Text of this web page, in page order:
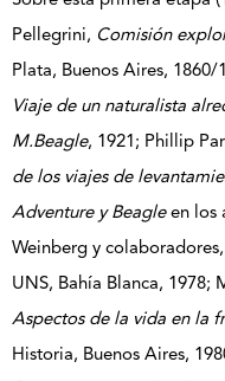
Pellegrini, Comisión
Plata, Buenos Aires, 1860/
Viaje de un naturalista
M.Beagle, 1921; Phillip
de los viajes de
Adventure y Beagleen los
Weinberg y colaboradores,
UNS, Bahía Blanca, 1978;
Aspectos de la vida en la
Historia, Buenos Aires,